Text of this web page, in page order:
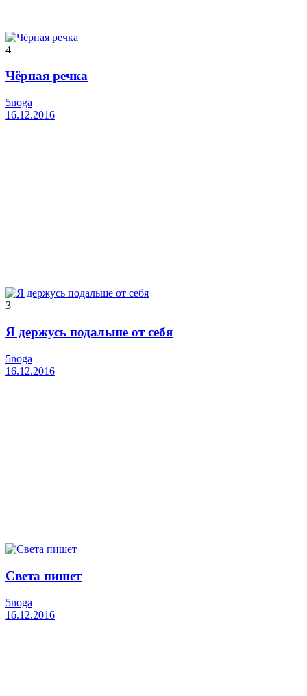
4
Чёрная речка
5noga
16.12.2016
3
Я держусь подальше от себя
5noga
16.12.2016
Света пишет
5noga
16.12.2016